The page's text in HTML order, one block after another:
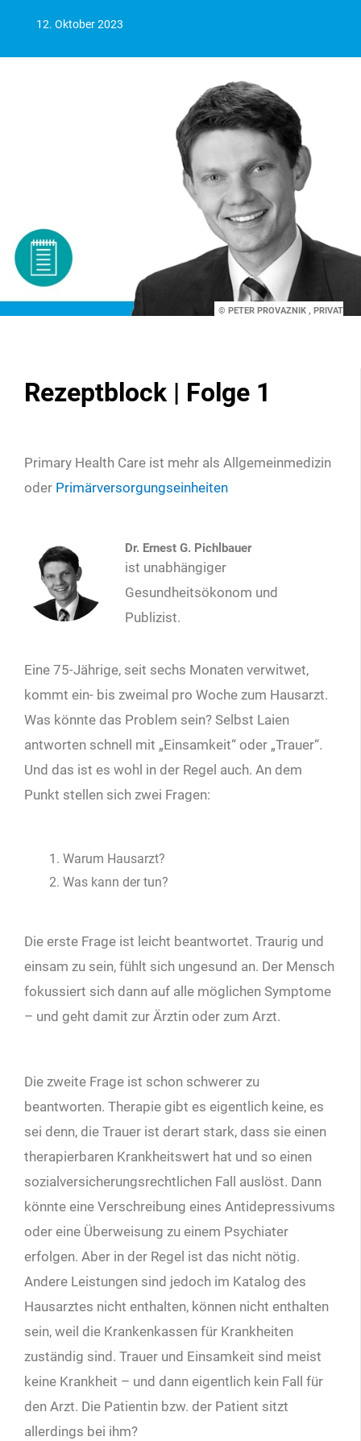
12. Oktober 2023
© PETER PROVAZNIK , PRIVAT
Rezeptblock | Folge 1
Primary Health Care ist mehr als Allgemeinmedizin
oder Primärversorgungseinheiten
Dr. Ernest G. Pichlbauer
ist unabhängiger
Gesundheitsökonom und
Publizist.
Eine 75-Jährige, seit sechs Monaten verwitwet,
kommt ein- bis zweimal pro Woche zum Hausarzt.
Was könnte das Problem sein? Selbst Laien
antworten schnell mit „Einsamkeit“ oder „Trauer“.
Und das ist es wohl in der Regel auch. An dem
Punkt stellen sich zwei Fragen:
Warum Hausarzt?
Was kann der tun?
Die erste Frage ist leicht beantwortet. Traurig und
einsam zu sein, fühlt sich ungesund an. Der Mensch
fokussiert sich dann auf alle möglichen Symptome
– und geht damit zur Ärztin oder zum Arzt.
Die zweite Frage ist schon schwerer zu
beantworten. Therapie gibt es eigentlich keine, es
sei denn, die Trauer ist derart stark, dass sie einen
therapierbaren Krankheitswert hat und so einen
sozialversicherungsrechtlichen Fall auslöst. Dann
könnte eine Verschreibung eines Antidepressivums
oder eine Überweisung zu einem Psychiater
erfolgen. Aber in der Regel ist das nicht nötig.
Andere Leistungen sind jedoch im Katalog des
Hausarztes nicht enthalten, können nicht enthalten
sein, weil die Krankenkassen für Krankheiten
zuständig sind. Trauer und Einsamkeit sind meist
keine Krankheit – und dann eigentlich kein Fall für
den Arzt. Die Patientin bzw. der Patient sitzt
allerdings bei ihm?